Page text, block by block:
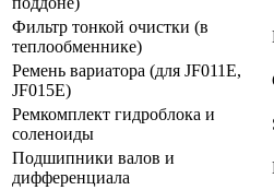
Фильтр тонкой очистки (в
теплообменнике)
Ремень вариатора (для JF011E,
JF015E)
Ремкомплект гидроблока и
соленоиды
Подшипники валов и
дифференциала